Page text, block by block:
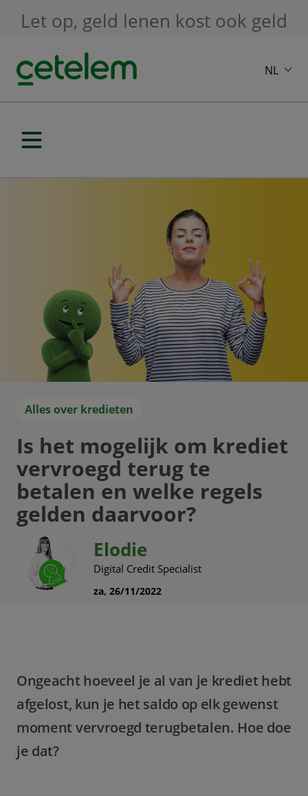
Let op, geld lenen kost ook geld
NL
Alles over kredieten
Is het mogelijk om krediet
vervroegd terug te
betalen en welke regels
gelden daarvoor?
Elodie
Digital Credit Specialist
za, 26/11/2022
Ongeacht hoeveel je al van je krediet hebt
afgelost, kun je het saldo op elk gewenst
moment vervroegd terugbetalen. Hoe doe
je dat?